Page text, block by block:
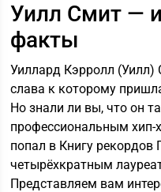
Уилл Смит —
факты
Уиллард Кэрролл (Уилл)
слава к которому
Но знали ли вы, что он
профессиональным хип-
попал в Книгу рекордов
четырёхкратным
Представляем вам